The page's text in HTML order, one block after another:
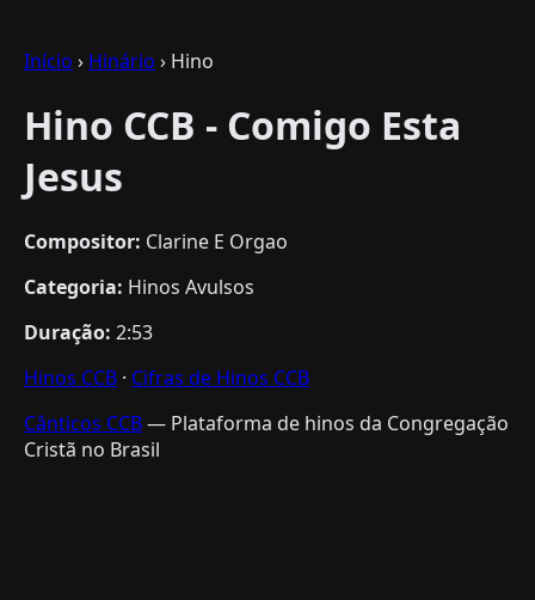
Início › Hinário › Hino
Hino CCB - Comigo Esta
Jesus
Compositor: Clarine E Orgao
Categoria: Hinos Avulsos
Duração: 2:53
Hinos CCB · Cifras de Hinos CCB
Cânticos CCB— Plataforma de hinos da Congregação
Cristã no Brasil